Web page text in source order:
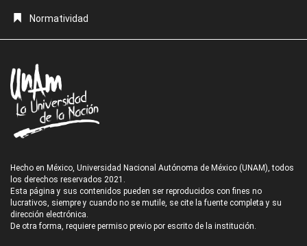
Normatividad
Hecho en México, Universidad Nacional Autónoma de México (UNAM), todos
los derechos reservados 2021.
Esta página y sus contenidos pueden ser reproducidos con fines no
lucrativos, siempre y cuando no se mutile, se cite la fuente completa y su
dirección electrónica.
De otra forma, requiere permiso previo por escrito de la institución.